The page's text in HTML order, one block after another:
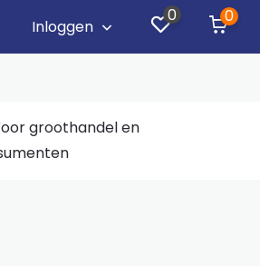
Inloggen
0 0
groothandel en